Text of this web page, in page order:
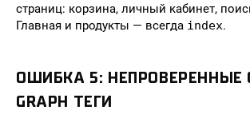
страниц: корзина, личный кабинет,
Главная и продукты — всегда index.
ОШИБКА 5: НЕПРОВЕРЕННЫЕ
GRAPH ТЕГИ